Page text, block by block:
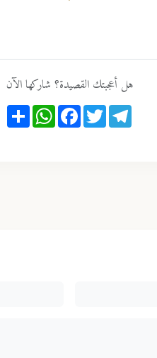
هل أعجبتك القصيدة؟ شاركها الآن
Share
WhatsAppFacebookTwitterTelegram